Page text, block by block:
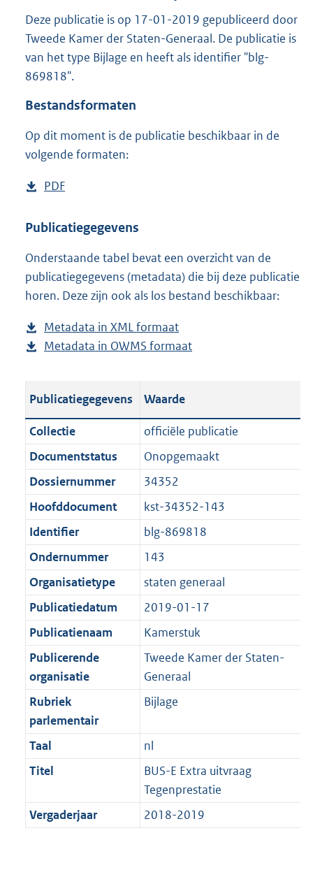
e
:
1
Deze publicatie is op 17-01-2019 gepubliceerd door
Tweede Kamer der Staten-Generaal. De publicatie is
van het type Bijlage en heeft als identifier "blg-
869818".
Bestandsformaten
Op dit moment is de publicatie beschikbaar in de
volgende formaten:
D
w
l
o
a
p
u
l
c
t
i
e
n
f
o
r
m
a
a
t
PDF
s
a
n
d
g
r
o
t
:
1
,
2
M
b
Publicatiegegevens
Onderstaande tabel bevat een overzicht van de
publicatiegegevens (metadata) die bij deze publicatie
horen. Deze zijn ook als los bestand beschikbaar:
Metadata in XML formaat
e
a
n
d
s
r
o
o
t
e
:
1
K
b
Metadata in OWMS formaat
a
n
d
g
r
o
t
t
e
:
1
K
b
Publicatiegegevens Waarde
Collectie
officiële publicatie
Documentstatus
Onopgemaakt
Dossiernummer
34352
Hoofddocument
kst-34352-143
Identifier
blg-869818
Ondernummer
143
Organisatietype
staten generaal
Publicatiedatum
2019-01-17
Publicatienaam
Kamerstuk
Publicerende
organisatie
Tweede Kamer der Staten-
Generaal
Rubriek
parlementair
Bijlage
Taal
nl
Titel
BUS-E Extra uitvraag
Tegenprestatie
Vergaderjaar
2018-2019